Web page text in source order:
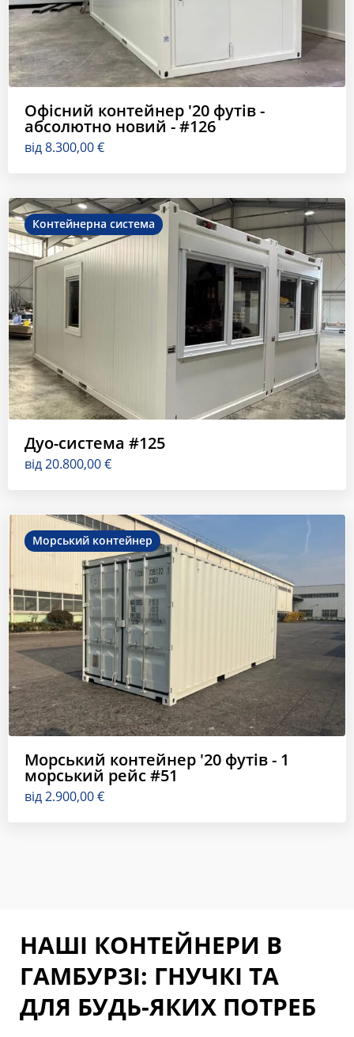
Офісний контейнер '20 футів -
абсолютно новий - #126
від8.300,00€
Контейнерна система
Дуо-система #125
від20.800,00€
Морський контейнер
Морський контейнер '20 футів - 1
морський рейс #51
від2.900,00€
НАШІ КОНТЕЙНЕРИ В
ГАМБУРЗІ: ГНУЧКІ ТА
ДЛЯ БУДЬ-ЯКИХ ПОТРЕБ